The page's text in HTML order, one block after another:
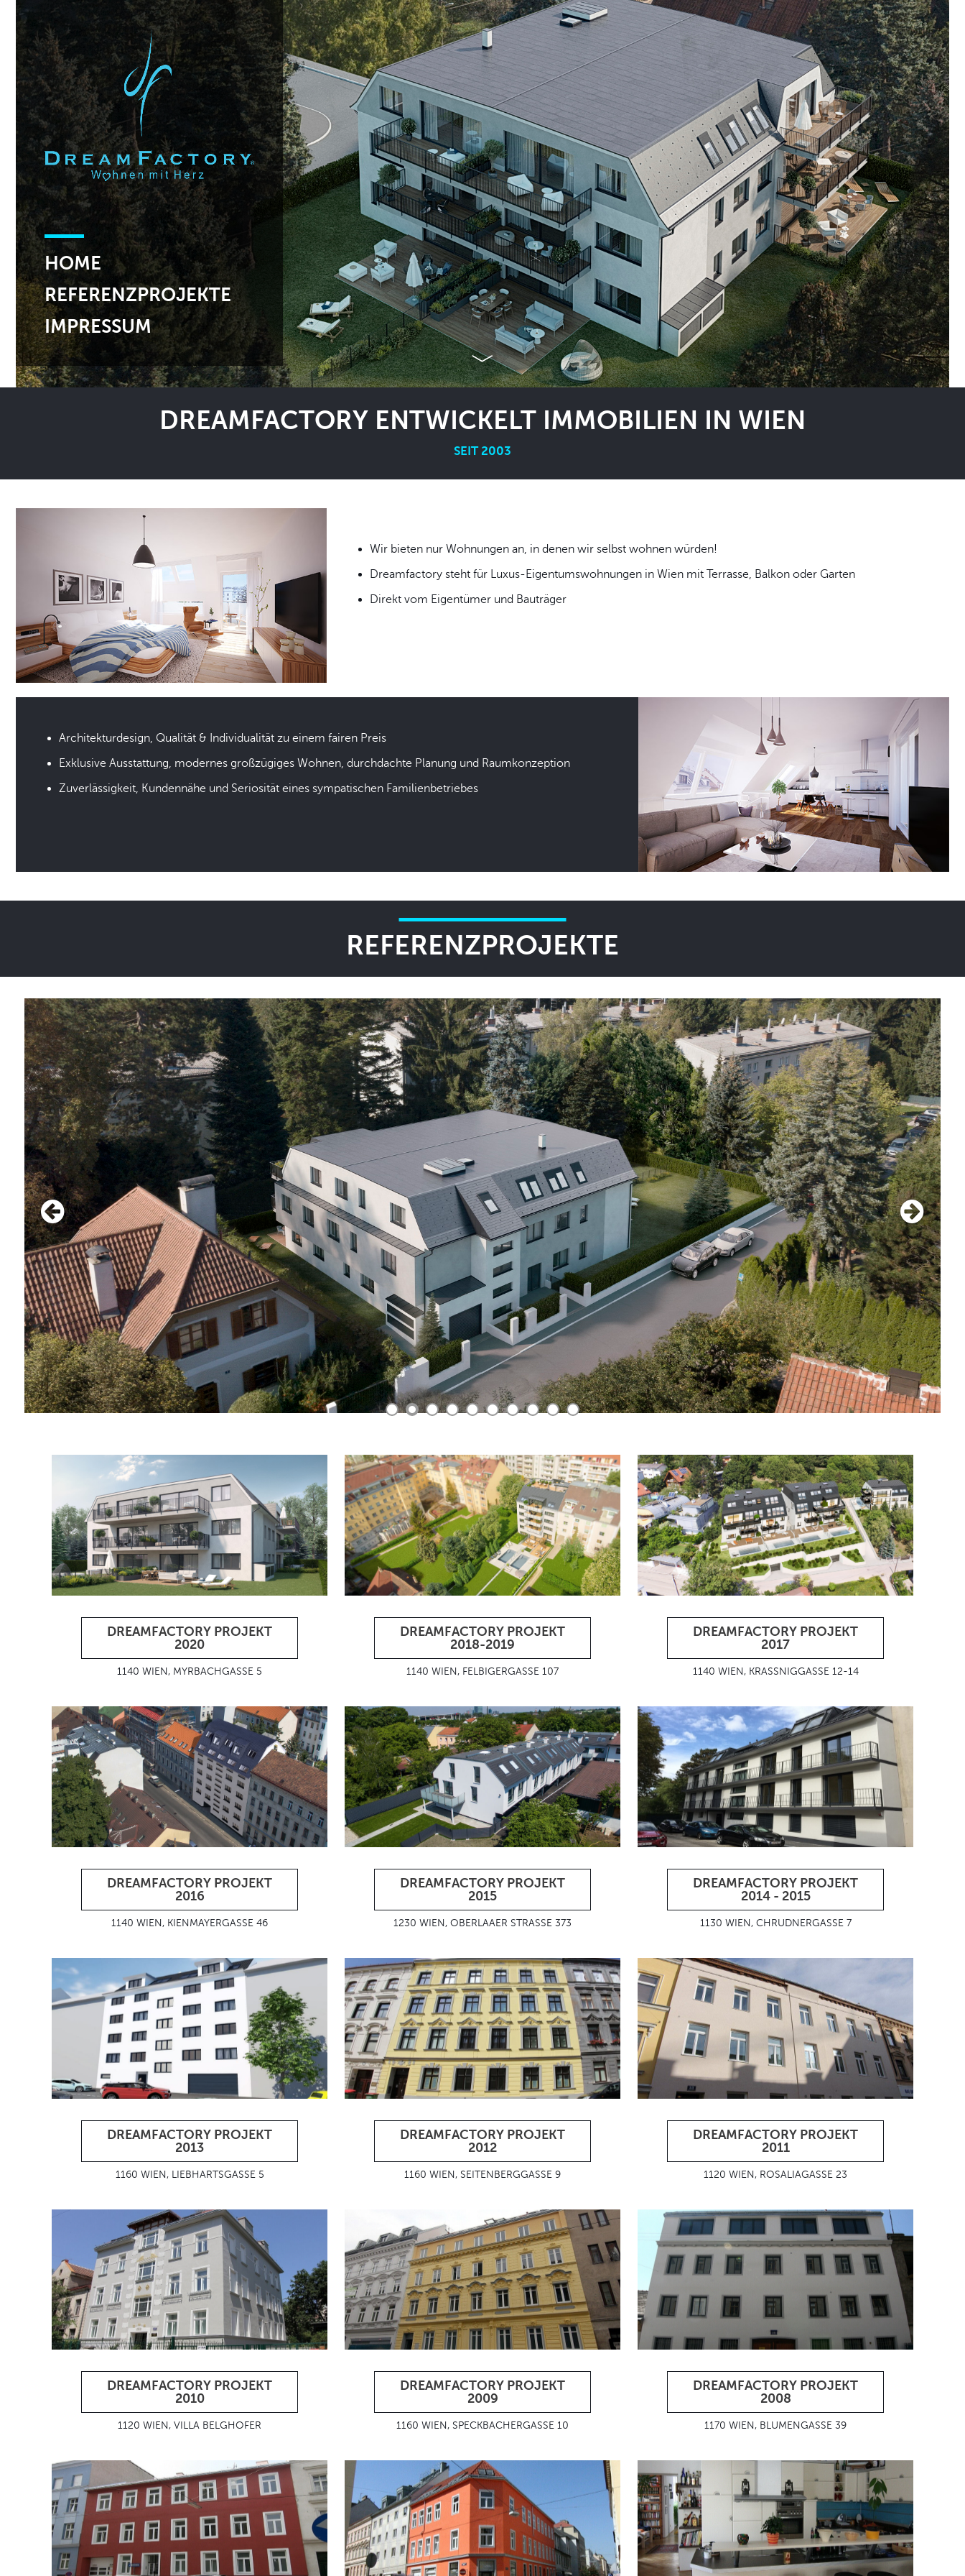
HOME
REFERENZPROJEKTE
IMPRESSUM
DREAMFACTORY ENTWICKELT IMMOBILIEN IN WIEN
SEIT 2003
Wir bieten nur Wohnungen an, in denen wir selbst wohnen würden!
Dreamfactory steht für Luxus-Eigentumswohnungen in Wien mit Terrasse, Balkon oder Garten
Direkt vom Eigentümer und Bauträger
Architekturdesign, Qualität & Individualität zu einem fairen Preis
Exklusive Ausstattung, modernes großzügiges Wohnen, durchdachte Planung und Raumkonzeption
Zuverlässigkeit, Kundennähe und Seriosität eines sympatischen Familienbetriebes
REFERENZPROJEKTE
DREAMFACTORY PROJEKT
2020
1140 WIEN, MYRBACHGASSE 5
DREAMFACTORY PROJEKT
2018-2019
1140 WIEN, FELBIGERGASSE 107
DREAMFACTORY PROJEKT
2017
1140 WIEN, KRASSNIGGASSE 12-14
DREAMFACTORY PROJEKT
2016
1140 WIEN, KIENMAYERGASSE 46
DREAMFACTORY PROJEKT
2015
1230 WIEN, OBERLAAER STRASSE 373
DREAMFACTORY PROJEKT
2014 - 2015
1130 WIEN, CHRUDNERGASSE 7
DREAMFACTORY PROJEKT
2013
1160 WIEN, LIEBHARTSGASSE 5
DREAMFACTORY PROJEKT
2012
1160 WIEN, SEITENBERGGASSE 9
DREAMFACTORY PROJEKT
2011
1120 WIEN, ROSALIAGASSE 23
DREAMFACTORY PROJEKT
2010
1120 WIEN, VILLA BELGHOFER
DREAMFACTORY PROJEKT
2009
1160 WIEN, SPECKBACHERGASSE 10
DREAMFACTORY PROJEKT
2008
1170 WIEN, BLUMENGASSE 39